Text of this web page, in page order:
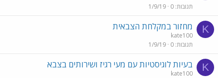
תגובות 0
1/9/19
K מחזור במקלחת הצבאית
kate100
תגובות 0
1/9/19
K בעיות לוגיסטיות עם מעי רגיז ושירותים בצבא
kate100